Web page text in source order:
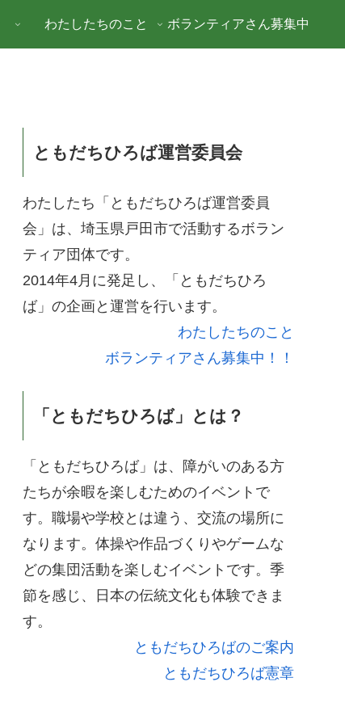
わたしたちのこと ボランティアさん募集中
ともだちひろば運営委員会
わたしたち「ともだちひろば運営委員
会」は、埼玉県戸田市で活動するボラン
ティア団体です。
2014年4月に発足し、「ともだちひろ
ば」の企画と運営を行います。
わたしたちのこと
ボランティアさん募集中！！
「ともだちひろば」とは？
「ともだちひろば」は、障がいのある方
たちが余暇を楽しむためのイベントで
す。職場や学校とは違う、交流の場所に
なります。体操や作品づくりやゲームな
どの集団活動を楽しむイベントです。季
節を感じ、日本の伝統文化も体験できま
す。
ともだちひろばのご案内
ともだちひろば憲章